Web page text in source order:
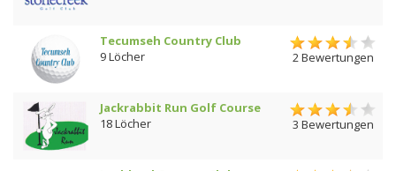
Tecumseh Country Club
9 Löcher
2 Bewertungen
Jackrabbit Run Golf Course
18 Löcher
3 Bewertungen